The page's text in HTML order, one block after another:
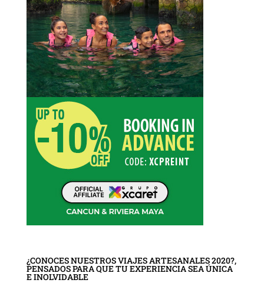
¿CONOCES NUESTROS VIAJES ARTESANALES 2020?,
PENSADOS PARA QUE TU EXPERIENCIA SEA ÚNICA
E INOLVIDABLE